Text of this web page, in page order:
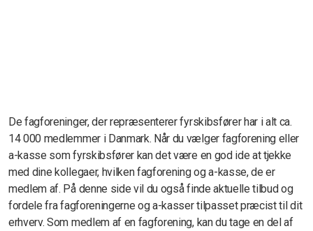
De fagforeninger, der repræsenterer fyrskibsfører har i alt ca.
14 000 medlemmer i Danmark. Når du vælger fagforening eller
a-kasse som fyrskibsfører kan det være en god ide at tjekke
med dine kollegaer, hvilken fagforening og a-kasse, de er
medlem af. På denne side vil du også finde aktuelle tilbud og
fordele fra fagforeningerne og a-kasser tilpasset præcist til dit
erhverv. Som medlem af en fagforening, kan du tage en del af